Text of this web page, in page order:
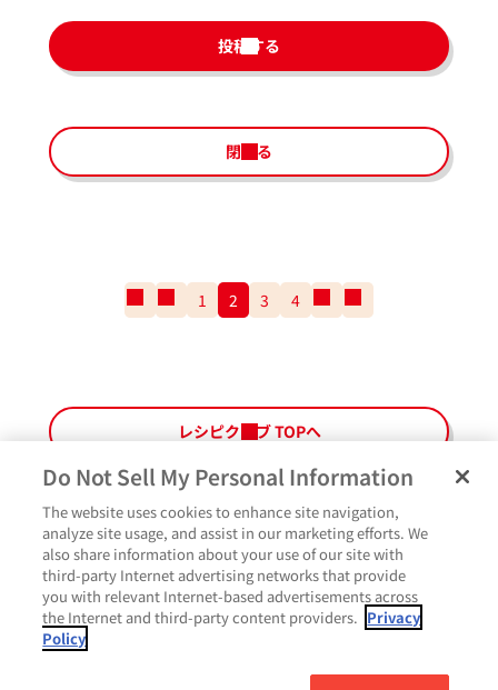
投稿する
閉じる
番
ペ
ー
ジ
の
1 2 3 4
の
番
ペ
ー
レシピクラブ TOPへ
作ったよ
ペ
ー
ジ
最
上
部
よくあるご質問 ご利用規約Glicoメンバーズ会員規約プライバシーポリシー
サイトマップお問い合わせCookie設定Glicoホームページ
Do Not Sell My Personal Information
The website uses cookies to enhance site navigation,
analyze site usage, and assist in our marketing efforts. We
also share information about your use of our site with
third-party Internet advertising networks that provide
you with relevant Internet-based advertisements across
the Internet and third-party content providers. Privacy
Policy